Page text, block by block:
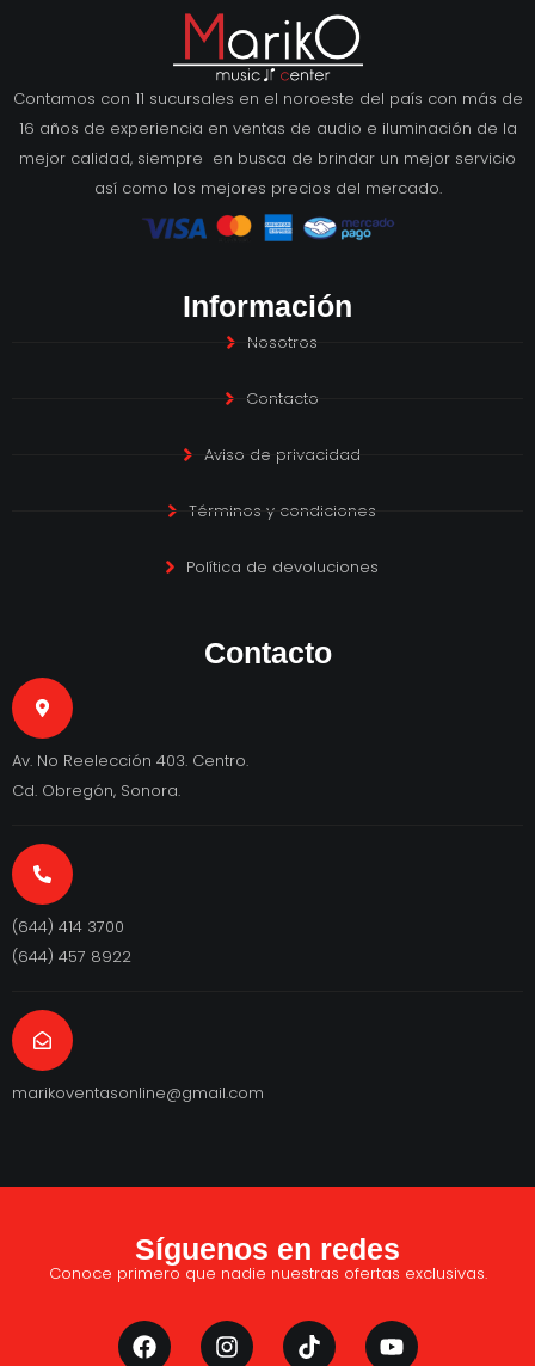
Contamos con 11 sucursales en el noroeste del país con más de
16 años de experiencia en ventas de audio e iluminación de la
mejor calidad, siempre en busca de brindar un mejor servicio
así como los mejores precios del mercado.
Información
Nosotros
Contacto
Aviso de privacidad
Términos y condiciones
Política de devoluciones
Contacto
Av. No Reelección 403. Centro.
Cd. Obregón, Sonora.
(644) 414 3700
(644) 457 8922
marikoventasonline@gmail.com
Síguenos en redes
Conoce primero que nadie nuestras ofertas exclusivas.